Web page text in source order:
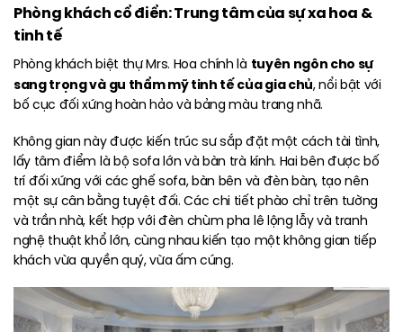
Phòng khách cổ điển: Trung tâm của sự xa hoa &
tinh tế
Phòng khách biệt thự Mrs. Hoa chính là tuyên ngôn cho sự
sang trọng và gu thẩm mỹ tinh tế của gia chủ, nổi bật với
bố cục đối xứng hoàn hảo và bảng màu trang nhã.
Không gian này được kiến trúc sư sắp đặt một cách tài tình,
lấy tâm điểm là bộ sofa lớn và bàn trà kính. Hai bên được bố
trí đối xứng với các ghế sofa, bàn bên và đèn bàn, tạo nên
một sự cân bằng tuyệt đối. Các chi tiết phào chỉ trên tường
và trần nhà, kết hợp với đèn chùm pha lê lộng lẫy và tranh
nghệ thuật khổ lớn, cùng nhau kiến tạo một không gian tiếp
khách vừa quyền quý, vừa ấm cúng.